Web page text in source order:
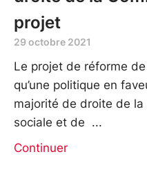
projet
29 octobre 2021
Le projet de réforme de
qu’une politique en
majorité de droite de
sociale et de
Continuer